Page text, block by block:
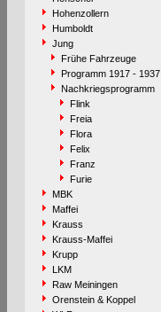
Hohenzollern
Humboldt
Jung
Frühe Fahrzeuge
Programm 1917 - 1937
Nachkriegsprogramm
Flink
Freia
Flora
Felix
Franz
Furie
MBK
Maffei
Krauss
Krauss-Maffei
Krupp
LKM
Raw Meiningen
Orenstein & Koppel